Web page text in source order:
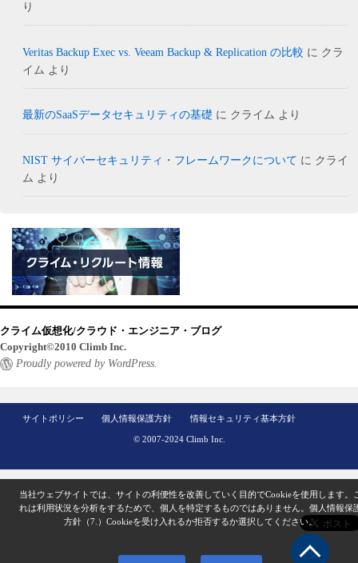
り
Veritas Backup Exec vs. Veeam Backup & Replication の比較 に クラ
イム より
最新のSaaSデータセキュリティの基礎 に クライム より
NIST サイバーセキュリティ・フレームワークについて に クライ
ム より
クライム仮想化/クラウド・エンジニア・ブログ
Copyright©2010 Climb Inc.
Proudly powered by WordPress.
サイトポリシー 個人情報保護方針 情報セキュリティ基本方針
© 2007-2024 Climb Inc.
当社ウェブサイトでは、サイトの利便性を改善していく目的でCookieを使用します。
れは利用状況を分析をするためで、個人を特定するものではありません。 個人情報保
方針（7.） Cookieを受け入れるか拒否するか選択してください。